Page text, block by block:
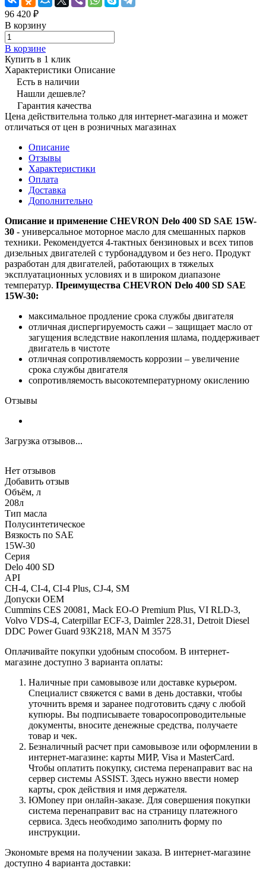
96 420 ₽
В корзину
В корзине
Купить в 1 клик
Характеристики Описание
Есть в наличии
Нашли дешевле?
Гарантия качества
Цена действительна только для интернет-магазина и может
отличаться от цен в розничных магазинах
Описание
Отзывы
Характеристики
Оплата
Доставка
Дополнительно
Описание и применение CHEVRON Delo 400 SD SAE 15W-
30 - универсальное моторное масло для смешанных парков
техники. Рекомендуется 4-тактных бензиновых и всех типов
дизельных двигателей с турбонаддувом и без него. Продукт
разработан для двигателей, работающих в тяжелых
эксплуатационных условиях и в широком диапазоне
температур. Преимущества CHEVRON Delo 400 SD SAE
15W-30:
максимальное продление срока службы двигателя
отличная диспергируемость сажи – защищает масло от
загущения вследствие накопления шлама, поддерживает
двигатель в чистоте
отличная сопротивляемость коррозии – увеличение
срока службы двигателя
сопротивляемость высокотемпературному окислению
Отзывы
Загрузка отзывов...
Нет отзывов
Добавить отзыв
Объём, л
208л
Тип масла
Полусинтетическое
Вязкость по SAE
15W-30
Серия
Delo 400 SD
API
CH-4, CI-4, CI-4 Plus, CJ-4, SM
Допуски OEM
Cummins CES 20081, Mack EO-O Premium Plus, VI RLD-3,
Volvo VDS-4, Caterpillar ECF-3, Daimler 228.31, Detroit Diesel
DDC Power Guard 93K218, MAN M 3575
Оплачивайте покупки удобным способом. В интернет-
магазине доступно 3 варианта оплаты:
Наличные при самовывозе или доставке курьером.
Специалист свяжется с вами в день доставки, чтобы
уточнить время и заранее подготовить сдачу с любой
купюры. Вы подписываете товаросопроводительные
документы, вносите денежные средства, получаете
товар и чек.
Безналичный расчет при самовывозе или оформлении в
интернет-магазине: карты МИР, Visa и MasterCard.
Чтобы оплатить покупку, система перенаправит вас на
сервер системы ASSIST. Здесь нужно ввести номер
карты, срок действия и имя держателя.
ЮMoney при онлайн-заказе. Для совершения покупки
система перенаправит вас на страницу платежного
сервиса. Здесь необходимо заполнить форму по
инструкции.
Экономьте время на получении заказа. В интернет-магазине
доступно 4 варианта доставки: